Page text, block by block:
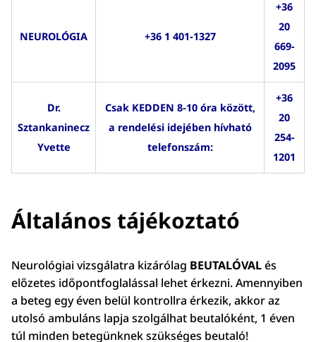
NEUROLÓGIA +36 1 401-1327
+36
20
669-
2095
Dr.
Sztankaninecz
Yvette
Csak KEDDEN 8-10 óra között,
a rendelési idejében hívható
telefonszám:
+36
20
254-
1201
Általános tájékoztató
Neurológiai vizsgálatra kizárólag BEUTALÓVALés
előzetes időpontfoglalással lehet érkezni. Amennyiben
a beteg egy éven belül kontrollra érkezik, akkor az
utolsó ambuláns lapja szolgálhat beutalóként, 1 éven
túl minden betegünknek szükséges beutaló!